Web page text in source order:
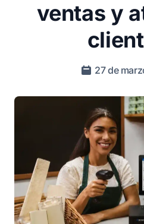
ventas y
27 de